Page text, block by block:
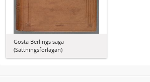
Gösta Berlings saga
(Sättningsförlagan)